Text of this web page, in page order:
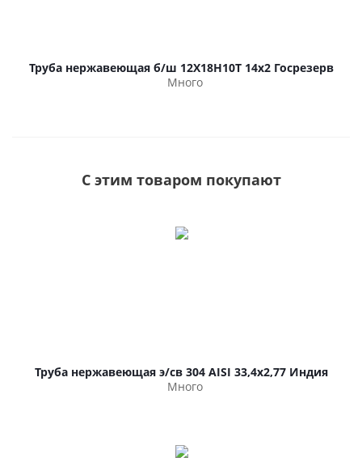
Труба нержавеющая б/ш 12Х18Н10Т 14х2 Госрезерв
Много
С этим товаром покупают
Труба нержавеющая э/св 304 AISI 33,4х2,77 Индия
Много